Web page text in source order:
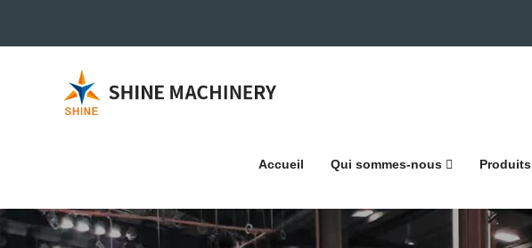
Accueil Qui sommes-nous Produits